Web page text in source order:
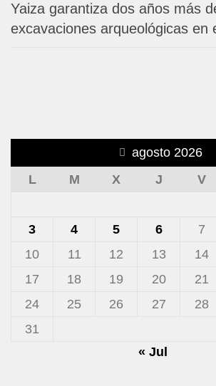
Yaiza garantiza dos años más
excavaciones arqueológicas en
agosto 2026
L
M X J V
3
4 5 6 7
10
11 12 13 14
17
18 19 20 21
24
25 26 27 28
31
« Jul